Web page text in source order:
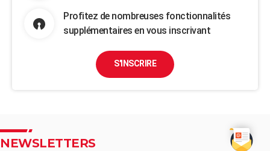
Profitez de nombreuses fonctionnalités
supplémentaires en vous inscrivant
S'INSCRIRE
NEWSLETTERS